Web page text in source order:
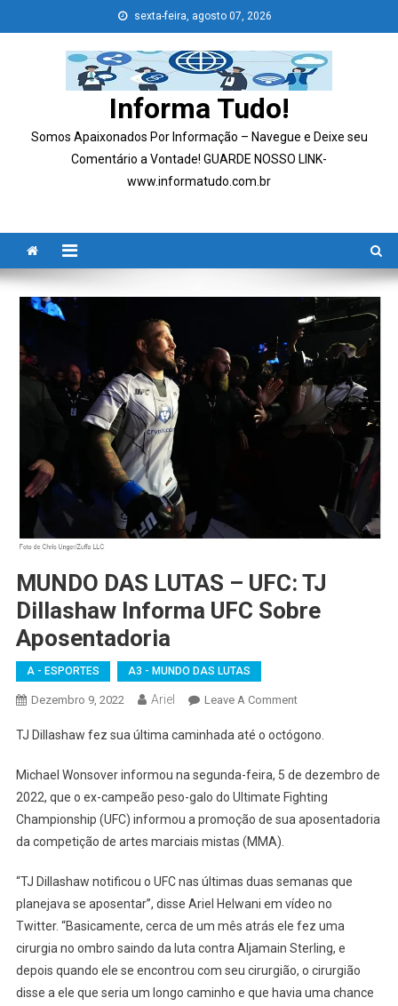
to
sexta-feira, agosto 07, 2026
Informa Tudo!
Somos Apaixonados Por Informação – Navegue e Deixe seu
Comentário a Vontade! GUARDE NOSSO LINK-
www.informatudo.com.br
MUNDO DAS LUTAS – UFC: TJ
Dillashaw Informa UFC Sobre
Aposentadoria
A - ESPORTES A3 - MUNDO DAS LUTAS
Dezembro 9, 2022 Ariel Leave A CommentOn
DAS
–
UFC:
TJ
UFC
Sobre
Aposentadoria
TJ Dillashaw fez sua última caminhada até o octógono.
Michael Wonsover informou na segunda-feira, 5 de dezembro de
2022, que o ex-campeão peso-galo do Ultimate Fighting
Championship (UFC) informou a promoção de sua aposentadoria
da competição de artes marciais mistas (MMA).
“TJ Dillashaw notificou o UFC nas últimas duas semanas que
planejava se aposentar”, disse Ariel Helwani em vídeo no
Twitter. “Basicamente, cerca de um mês atrás ele fez uma
cirurgia no ombro saindo da luta contra Aljamain Sterling, e
depois quando ele se encontrou com seu cirurgião, o cirurgião
disse a ele que seria um longo caminho e que havia uma chance